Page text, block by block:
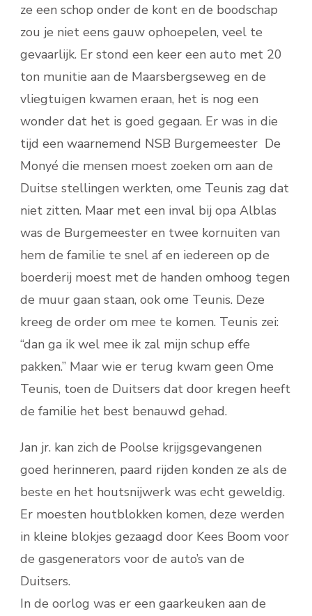
ze een schop onder de kont en de boodschap
zou je niet eens gauw ophoepelen, veel te
gevaarlijk. Er stond een keer een auto met 20
ton munitie aan de Maarsbergseweg en de
vliegtuigen kwamen eraan, het is nog een
wonder dat het is goed gegaan. Er was in die
tijd een waarnemend NSB Burgemeester De
Monyé die mensen moest zoeken om aan de
Duitse stellingen werkten, ome Teunis zag dat
niet zitten. Maar met een inval bij opa Alblas
was de Burgemeester en twee kornuiten van
hem de familie te snel af en iedereen op de
boerderij moest met de handen omhoog tegen
de muur gaan staan, ook ome Teunis. Deze
kreeg de order om mee te komen. Teunis zei:
“dan ga ik wel mee ik zal mijn schup effe
pakken.” Maar wie er terug kwam geen Ome
Teunis, toen de Duitsers dat door kregen heeft
de familie het best benauwd gehad.
Jan jr. kan zich de Poolse krijgsgevangenen
goed herinneren, paard rijden konden ze als de
beste en het houtsnijwerk was echt geweldig.
Er moesten houtblokken komen, deze werden
in kleine blokjes gezaagd door Kees Boom voor
de gasgenerators voor de auto’s van de
Duitsers.
In de oorlog was er een gaarkeuken aan de